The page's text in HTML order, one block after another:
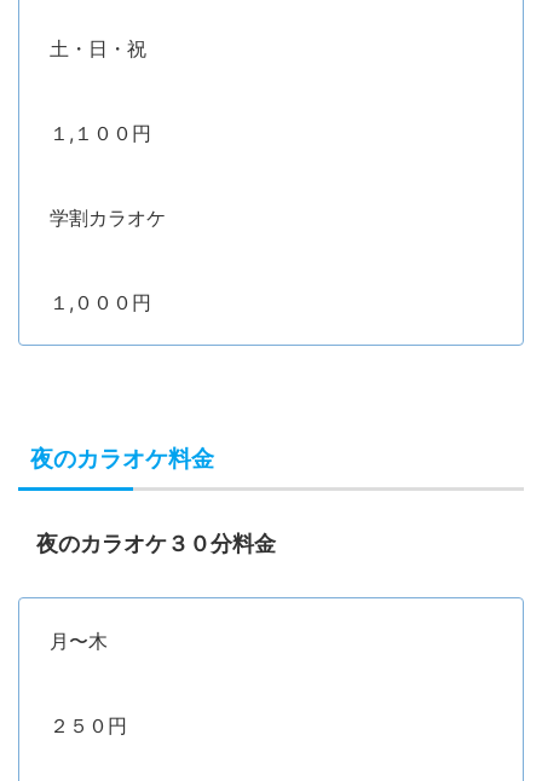
土・日・祝
１,１００円
学割カラオケ
１,０００円
夜のカラオケ料金
夜のカラオケ３０分料金
月〜木
２５０円